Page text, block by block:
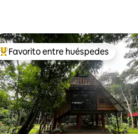
Favorito entre huéspedes preferido
Favorito entre huéspedes